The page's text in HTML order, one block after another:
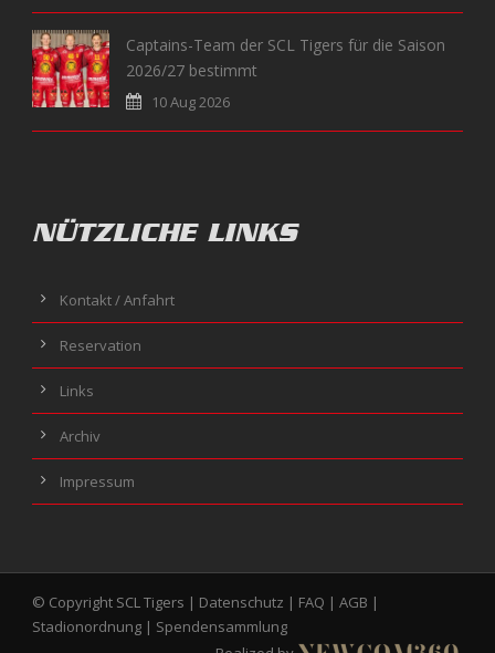
Captains-Team der SCL Tigers für die Saison
2026/27 bestimmt
10 Aug 2026
NÜTZLICHE LINKS
Kontakt / Anfahrt
Reservation
Links
Archiv
Impressum
© Copyright SCL Tigers | Datenschutz | FAQ | AGB |
Stadionordnung | Spendensammlung